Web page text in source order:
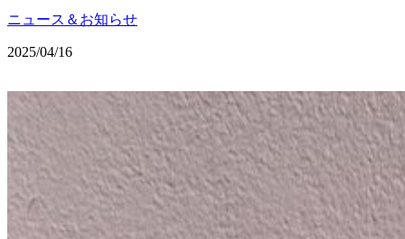
ニュース＆お知らせ
2025/04/16